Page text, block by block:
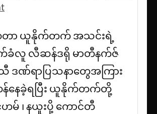
တာ ယူနိုက်တက် အသင်းရဲ့
ခံလူ လီဆန်ဒရို မာတီနက်ဇ်
ဒဏ်ရာပြသနာတွေအကြား
န်နေခဲ့ရပြီး ယူနိုက်တက်တို့
မ် ၊ နယူးပို့ ကောင်တီ